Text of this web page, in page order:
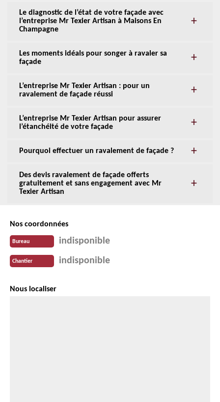
Le diagnostic de l’état de votre façade avec
l’entreprise Mr Texier Artisan à Maisons En
Champagne
Les moments idéals pour songer à ravaler sa
façade
L’entreprise Mr Texier Artisan : pour un
ravalement de façade réussi
L’entreprise Mr Texier Artisan pour assurer
l’étanchéité de votre façade
Pourquoi effectuer un ravalement de façade ?
Des devis ravalement de façade offerts
gratuitement et sans engagement avec Mr
Texier Artisan
Nos coordonnées
Bureau indisponible
Chantier indisponible
Nous localiser